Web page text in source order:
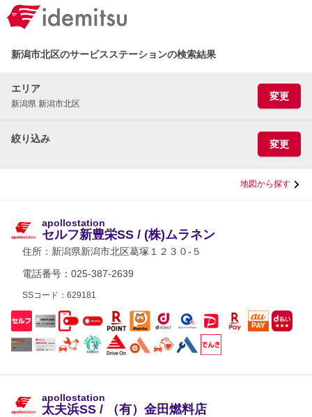
新潟市北区のサービスステーションの検索結果
エリア
新潟県 新潟市北区
変更
絞り込み 変更
地図から探す
apollostation
セルフ新豊栄SS / (株)ムラネン
住所： 新潟県新潟市北区葛塚１２３０-５
電話番号：025-387-2639
SSコード：629181
apollostation
太夫浜SS / （有）金田燃料店